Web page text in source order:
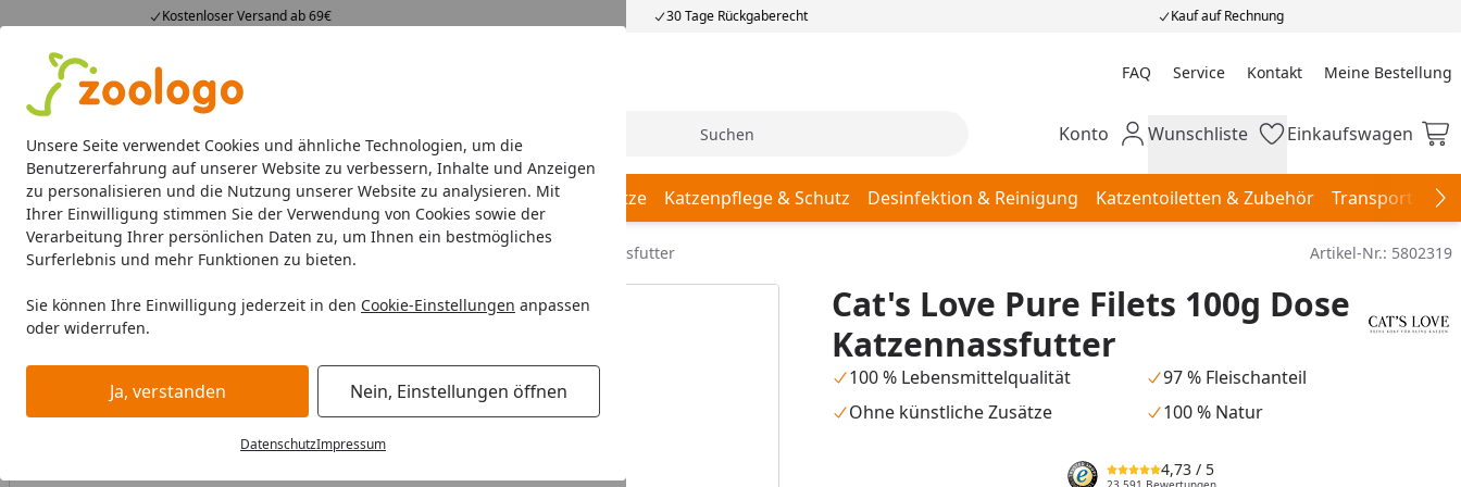
Unsere Seite verwendet Cookies und ähnliche Technologien, um die
Benutzererfahrung auf unserer Website zu verbessern, Inhalte und Anzeigen
zu personalisieren und die Nutzung unserer Website zu analysieren. Mit
Ihrer Einwilligung stimmen Sie der Verwendung von Cookies sowie der
Verarbeitung Ihrer persönlichen Daten zu, um Ihnen ein bestmögliches
Surferlebnis und mehr Funktionen zu bieten.
Sie können Ihre Einwilligung jederzeit in den Cookie-Einstellungen anpassen
oder widerrufen.
Ja, verstanden Nein, Einstellungen öffnen
DatenschutzImpressum
Kostenloser Versand ab 69€ 30 Tage Rückgaberecht Kauf auf Rechnung
4,73
23.591 Bewertungen FAQ Service Kontakt Meine Bestellung
Meine Bestellung
Alle Produkte
Alle Produkte Angebote Neuheiten Sommerhits Suche Mein Konto
Konto Wunschliste
Wunschliste Einkaufswagen
Einkaufswagen
Katze Katzenfutter Futternäpfe & Trinkbrunnen Katzenschlafplätze Katzenpflege & Schutz Desinfektion & Reinigung Katzentoiletten & Zubehör Transport &
Startseite
Katze Katzenfutter Nassfutter Cat's Love Pure Filets 100g Dose Katzennassfutter Artikel-Nr.: 5802319
Cat's Love Pure Filets 100g Dose
Katzennassfutter
100 % Lebensmittelqualität
97 % Fleischanteil
Ohne künstliche Zusätze
100 % Natur
4,73 / 5